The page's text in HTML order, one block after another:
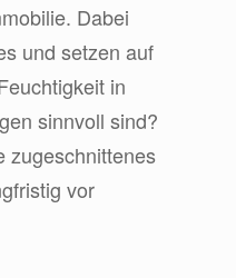
Dabei
und setzen auf
in
sinnvoll sind?
zugeschnittenes
vor